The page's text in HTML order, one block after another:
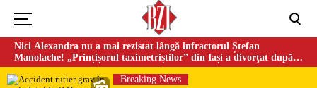
Nici Alexandra nu a mai rezistat lângă infractorul Ștefan
Manolache! „Prințișorul taximetriștilor” din Iași a divorţat după
doi ani de căsnicie
Breaking News